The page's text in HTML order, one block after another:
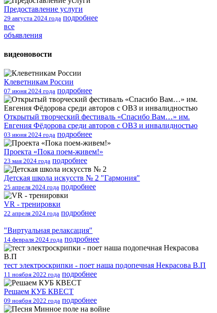
Предоставление услуги
29 августа 2024 года подробнее
все
объявления
видеоновости
Клеветникам России
07 июня 2024 года подробнее
Открытый творческий фестиваль «Спасибо Вам…» им.
Евгения Фёдорова среди авторов с ОВЗ и инвалидностью
03 июня 2024 года подробнее
Проекта «Пока поем-живем!»
23 мая 2024 года подробнее
Детская школа искусств № 2 "Гармония"
25 апреля 2024 года подробнее
VR - тренировки
22 апреля 2024 года подробнее
"Виртуальная релаксация"
14 февраля 2024 года подробнее
тест электроскрипки - поет наша подопечная Некрасова В.П
11 ноября 2022 года подробнее
Решаем КУБ КВЕСТ
09 ноября 2022 года подробнее